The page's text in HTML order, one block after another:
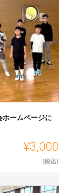
ホームページに
¥3,000
(税込)